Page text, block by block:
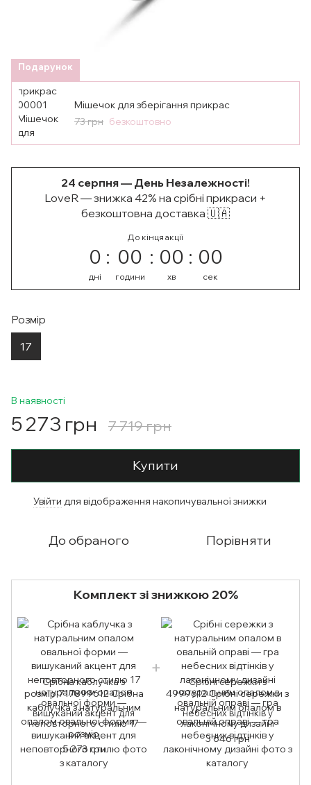
Подарунок
Мішечок для зберігання прикрас
73 грн безкоштовно
24 серпня — День Незалежності!
LoveR — знижка 42% на срібні прикраси +
безкоштовна доставка 🇺🇦
До кінця акції
0
дні
00
години
00
хв
00
сек
Розмір
17
В наявності
5 273 грн 7 719 грн
Купити
Увійти для відображення накопичувальної знижки
До обраного Порівняти
Комплект зі знижкою 20%
Срібна каблучка з
натуральним опалом
овальної форми —
вишуканий акцент для
неповторного стилю 17
розмір
5 273 грн
Срібні сережки з
натуральним опалом в
овальній оправі — гра
небесних відтінків у
лаконічному дизайні
3 646 грн